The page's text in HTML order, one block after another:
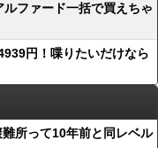
ルファード一括で買えちゃ
円！喋りたいだけなら
難所って10年前と同レベル